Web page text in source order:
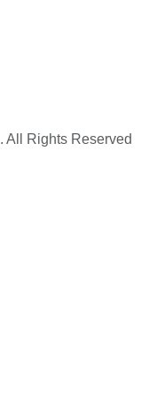
All Rights Reserved